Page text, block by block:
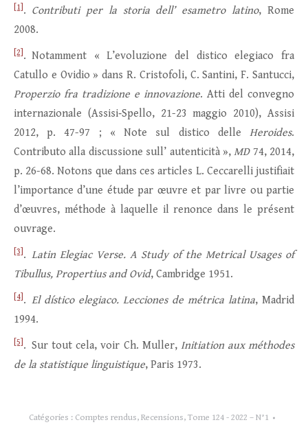
[1] . Contributi per la storia dell’ esametro latino, Rome
2008.
[2] . Notamment « L’evoluzione del distico elegiaco fra
Catullo e Ovidio » dans R. Cristofoli, C. Santini, F. Santucci,
Properzio fra tradizione e innovazione. Atti del convegno
internazionale (Assisi‑Spello, 21-23 maggio 2010), Assisi
2012, p. 47-97 ; « Note sul distico delle Heroides.
Contributo alla discussione sull’ autenticità »,MD74, 2014,
p. 26-68. Notons que dans ces articles L. Ceccarelli justifiait
l’importance d’une étude par œuvre et par livre ou partie
d’œuvres, méthode à laquelle il renonce dans le présent
ouvrage.
[3] . Latin Elegiac Verse. A Study of the Metrical Usages of
Tibullus, Propertius and Ovid, Cambridge 1951.
[4] . El dístico elegiaco. Lecciones de métrica latina, Madrid
1994.
[5] . Sur tout cela, voir Ch. Muller, Initiation aux méthodes
de la statistique linguistique, Paris 1973.
Catégories : Comptes rendus, Recensions, Tome 124 - 2022 – N°1